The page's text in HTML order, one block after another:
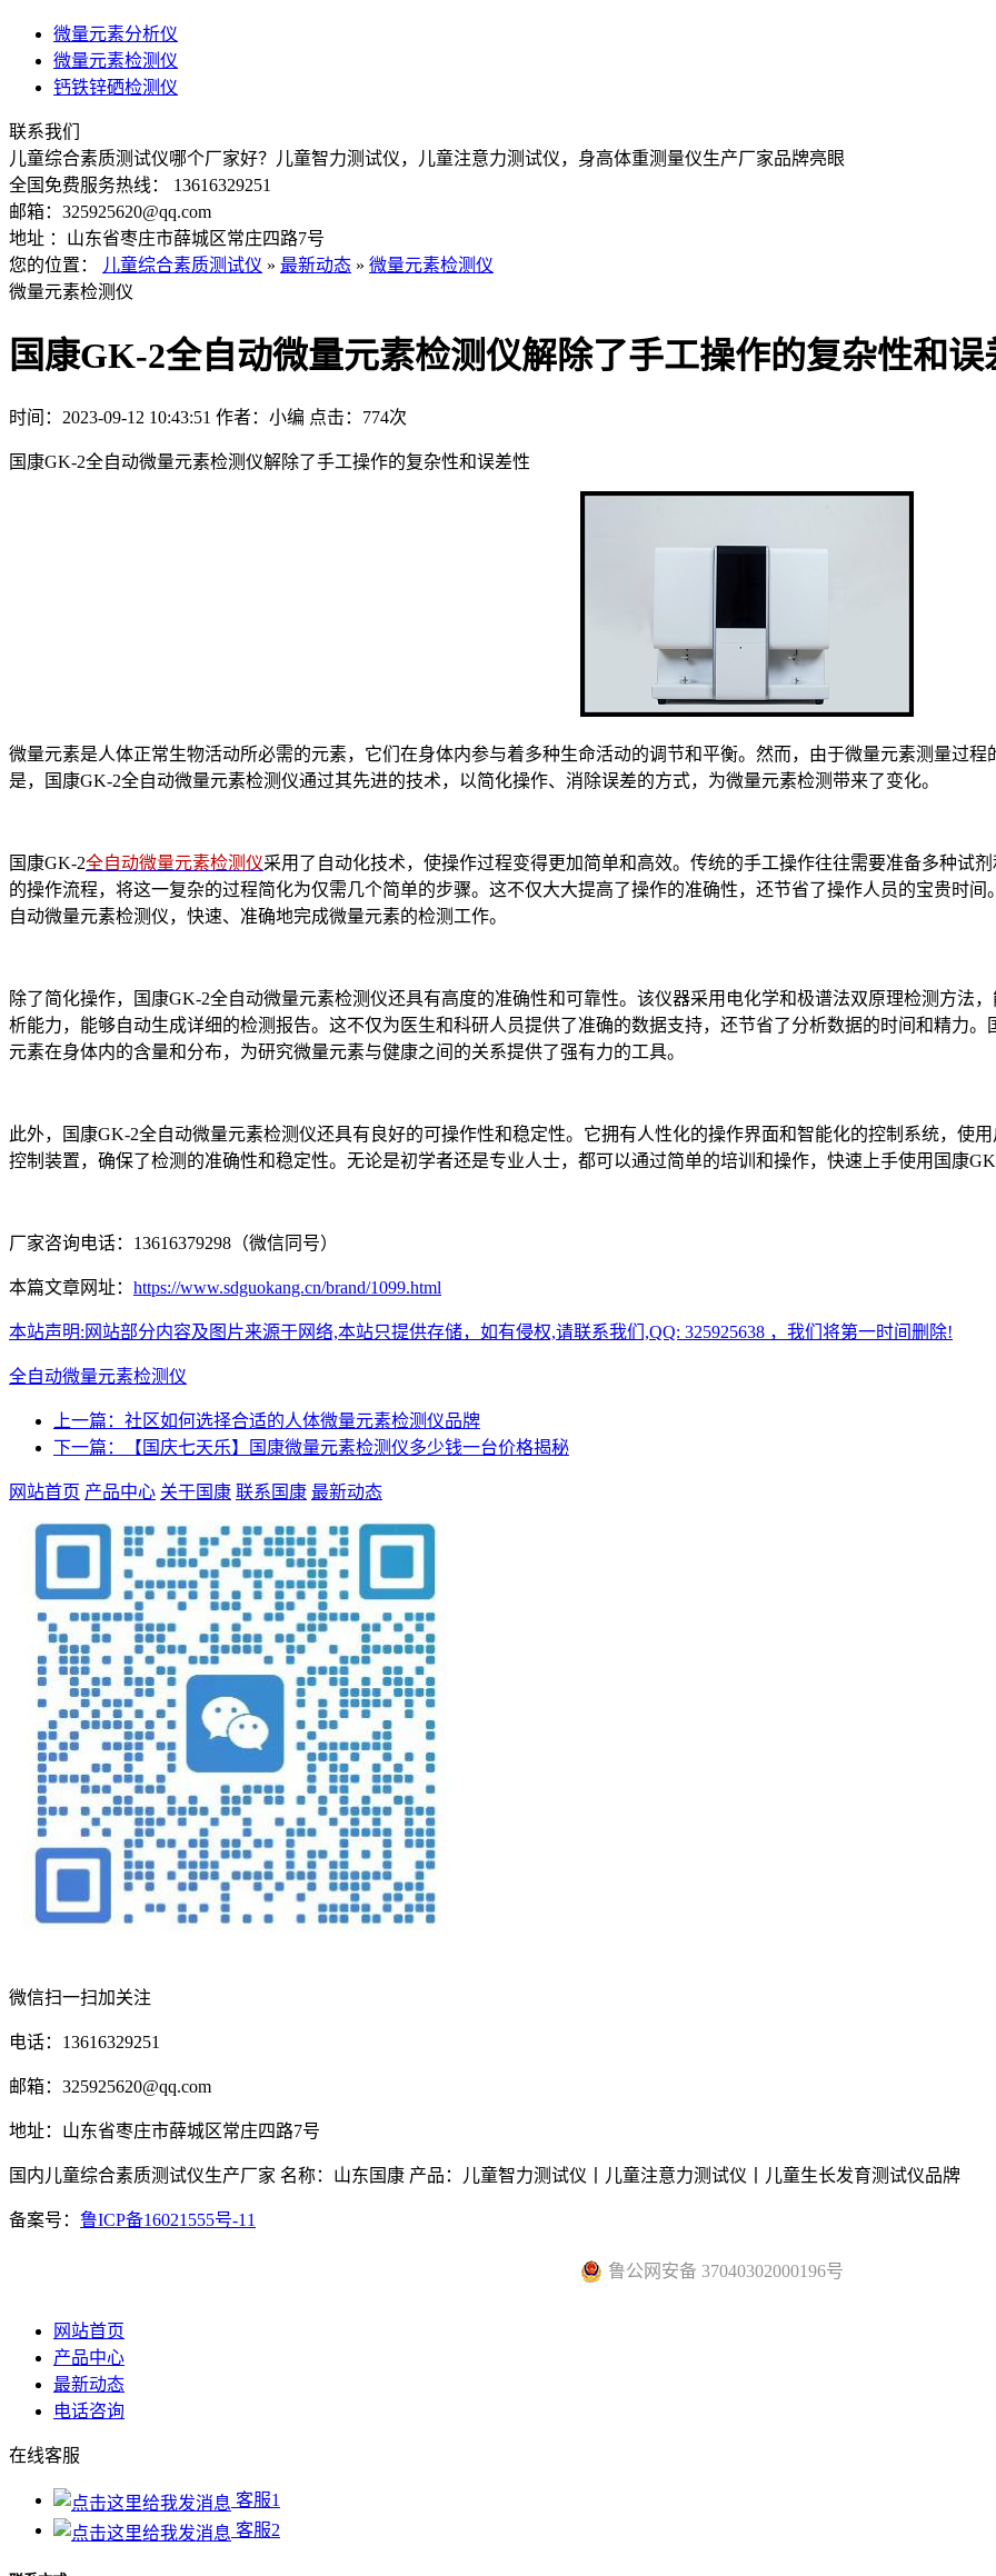
微量元素分析仪
微量元素检测仪
钙铁锌硒检测仪
联系我们
儿童综合素质测试仪哪个厂家好？儿童智力测试仪，儿童注意力测试仪，身高体重测量仪生产厂家品牌亮眼
全国免费服务热线： 13616329251
邮箱：325925620@qq.com
地址 ：山东省枣庄市薛城区常庄四路7号
您的位置：
儿童综合素质测试仪 » 最新动态 » 微量元素检测仪
微量元素检测仪
国康GK-2全自动微量元素检测仪解除了手工操作的复杂性和误
时间：2023-09-12 10:43:51 作者：小编 点击： 774次
国康GK-2全自动微量元素检测仪解除了手工操作的复杂性和误差性
微量元素是人体正常生物活动所必需的元素，它们在身体内参与着多种生命活动的调节和平衡。然而，由于微量元素测量过
是，国康GK-2全自动微量元素检测仪通过其先进的技术，以简化操作、消除误差的方式，为微量元素检测带来了变化。
国康GK-2全自动微量元素检测仪采用了自动化技术，使操作过程变得更加简单和高效。传统的手工操作往往需要准备多种试
的操作流程，将这一复杂的过程简化为仅需几个简单的步骤。这不仅大大提高了操作的准确性，还节省了操作人员的宝贵时
自动微量元素检测仪，快速、准确地完成微量元素的检测工作。
除了简化操作，国康GK-2全自动微量元素检测仪还具有高度的准确性和可靠性。该仪器采用电化学和极谱法双原理检测方法
析能力，能够自动生成详细的检测报告。这不仅为医生和科研人员提供了准确的数据支持，还节省了分析数据的时间和精力
元素在身体内的含量和分布，为研究微量元素与健康之间的关系提供了强有力的工具。
此外，国康GK-2全自动微量元素检测仪还具有良好的可操作性和稳定性。它拥有人性化的操作界面和智能化的控制系统，使
控制装置，确保了检测的准确性和稳定性。无论是初学者还是专业人士，都可以通过简单的培训和操作，快速上手使用国康
厂家咨询电话：13616379298（微信同号）
本篇文章网址： https://www.sdguokang.cn/brand/1099.html
本站声明:网站部分内容及图片来源于网络,本站只提供存储，如有侵权,请联系我们,QQ: 325925638 ，我们将第一时间删除!
全自动微量元素检测仪
上一篇：社区如何选择合适的人体微量元素检测仪品牌
下一篇：【国庆七天乐】国康微量元素检测仪多少钱一台价格揭秘
网站首页 产品中心 关于国康 联系国康 最新动态
微信扫一扫加关注
电话：13616329251
邮箱：325925620@qq.com
地址：山东省枣庄市薛城区常庄四路7号
国内儿童综合素质测试仪生产厂家 名称：山东国康 产品：儿童智力测试仪丨儿童注意力测试仪丨儿童生长发育测试仪品牌
备案号： 鲁ICP备16021555号-11
鲁公网安备 37040302000196号
网站首页
产品中心
最新动态
电话咨询
在线客服
客服1
客服2